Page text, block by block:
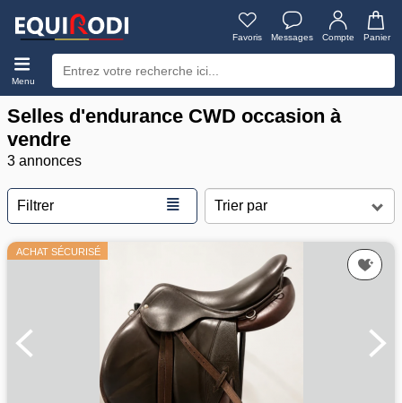
Favoris Messages Compte Panier
Menu
Selles d'endurance CWD occasion à
vendre
3 annonces
Filtrer ≣
ACHAT SÉCURISÉ